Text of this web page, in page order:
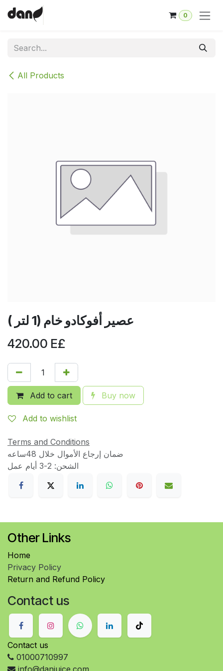
Skip to Content
0
All Products
عصير أفوكادو خام (1 لتر )
420.00 E£
Add to cart Buy now
Add to wishlist
Terms and Conditions
الشحن: 2-3 أيام عمل
Other Links
Home
Privacy Policy
Return and Refund Policy
Contact us
Contact us
01000710997